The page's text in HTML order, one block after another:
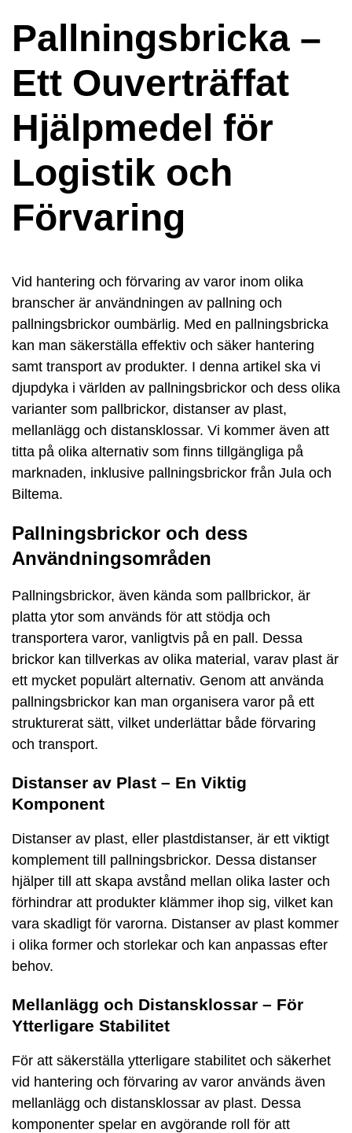
Pallningsbricka –
Ett Ouverträffat
Hjälpmedel för
Logistik och
Förvaring
Vid hantering och förvaring av varor inom olika
branscher är användningen av pallning och
pallningsbrickor oumbärlig. Med en pallningsbricka
kan man säkerställa effektiv och säker hantering
samt transport av produkter. I denna artikel ska vi
djupdyka i världen av pallningsbrickor och dess olika
varianter som pallbrickor, distanser av plast,
mellanlägg och distansklossar. Vi kommer även att
titta på olika alternativ som finns tillgängliga på
marknaden, inklusive pallningsbrickor från Jula och
Biltema.
Pallningsbrickor och dess
Användningsområden
Pallningsbrickor, även kända som pallbrickor, är
platta ytor som används för att stödja och
transportera varor, vanligtvis på en pall. Dessa
brickor kan tillverkas av olika material, varav plast är
ett mycket populärt alternativ. Genom att använda
pallningsbrickor kan man organisera varor på ett
strukturerat sätt, vilket underlättar både förvaring
och transport.
Distanser av Plast – En Viktig
Komponent
Distanser av plast, eller plastdistanser, är ett viktigt
komplement till pallningsbrickor. Dessa distanser
hjälper till att skapa avstånd mellan olika laster och
förhindrar att produkter klämmer ihop sig, vilket kan
vara skadligt för varorna. Distanser av plast kommer
i olika former och storlekar och kan anpassas efter
behov.
Mellanlägg och Distansklossar – För
Ytterligare Stabilitet
För att säkerställa ytterligare stabilitet och säkerhet
vid hantering och förvaring av varor används även
mellanlägg och distansklossar av plast. Dessa
komponenter spelar en avgörande roll för att